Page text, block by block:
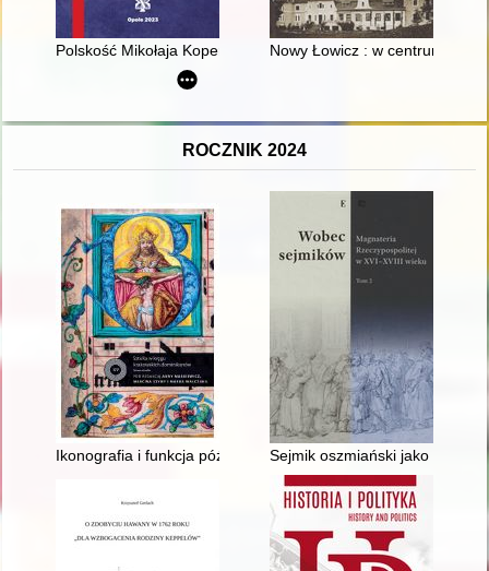
Polskość Mikołaja Kopernika z rodu ŚlązakaNowy Łowicz : w centrum
ROCZNIK 2024
Ikonografia i funkcja późnogotyckiej "Tablicy różańcowej" w
Sejmik oszmiański jako forum